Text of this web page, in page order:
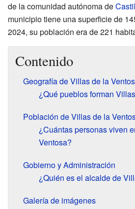
de la comunidad autónoma de
municipio tiene una superficie de
2024, su población era de 221
Contenido
Geografía de Villas de la
¿Qué pueblos forman
Población de Villas de la
¿Cuántas personas viven
Ventosa?
Gobierno y Administración
¿Quién es el alcalde de
Galería de imágenes